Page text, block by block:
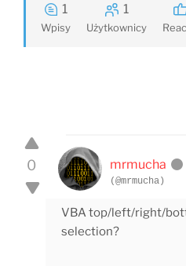
1
Wpisy
1
Użytkownicy
0 mrmucha
(@mrmucha)
VBA top/left/right/
selection?